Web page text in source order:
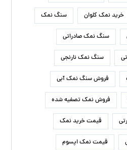
خرید نمک کلوان سنگ نمک
سنگ نمک صادراتی
سنگ نمک نارنجی
فروش سنگ نمک آبی
فروش نمک تصفیه شده
قیمت خرید نمک
قیمت نمک اپسوم